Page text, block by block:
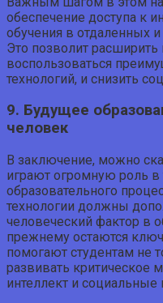
обеспечение доступа к
обучения в отдаленных
Это позволит расширить
воспользоваться
технологий, и снизить
9. Будущее
человек
В заключение, можно
играют огромную роль
образовательного
технологии должны
человеческий фактор в
прежнему остаются
помогают студентам не
развивать
интеллект и социальные